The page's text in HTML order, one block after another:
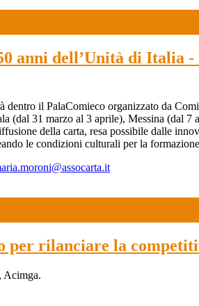
anni dell’Unità di
dentro il PalaComieco organizzato da
(dal 31 marzo al 3 aprile), Messina (dal
della carta, resa possibile dalle
le condizioni culturali per la
rilanciare la
Acimga.